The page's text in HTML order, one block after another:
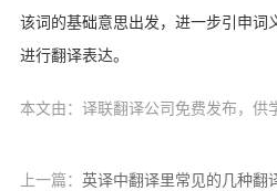
该词的基础意思出发，进一步引申词
进行翻译表达。
本文由：译联翻译公司免费发布，供
上一篇： 英译中翻译里常见的几种翻